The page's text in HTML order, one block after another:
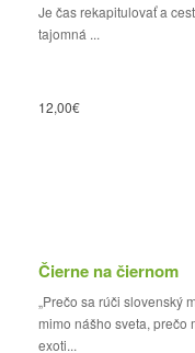
Je čas rekapitulovať a
tajomná ...
12,00€
Čierne na čiernom
„Prečo sa rúči slovenský
mimo nášho sveta, prečo
exoti...